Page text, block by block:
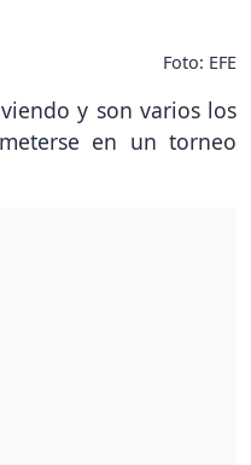
Foto: EFE
y son varios los
en un torneo